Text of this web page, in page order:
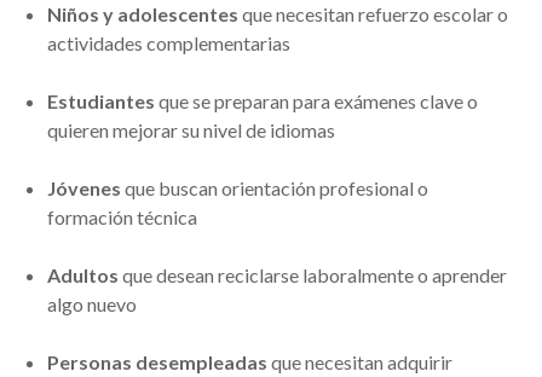
Niños y adolescentes que necesitan refuerzo escolar o
actividades complementarias
Estudiantes que se preparan para exámenes clave o
quieren mejorar su nivel de idiomas
Jóvenes que buscan orientación profesional o
formación técnica
Adultos que desean reciclarse laboralmente o aprender
algo nuevo
Personas desempleadas que necesitan adquirir